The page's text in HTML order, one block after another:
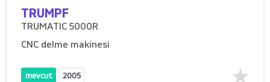
TRUMPF
TRUMATIC 5000R
CNC delme makinesi
mevcut 2005